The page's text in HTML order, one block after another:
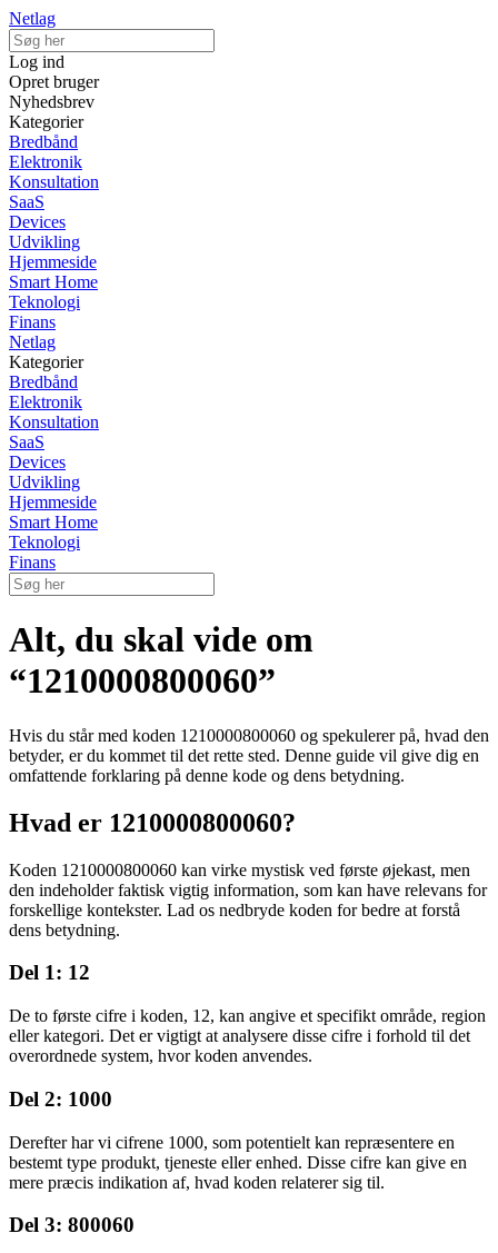
Netlag
Log ind
Opret bruger
Nyhedsbrev
Kategorier
Bredbånd
Elektronik
Konsultation
SaaS
Devices
Udvikling
Hjemmeside
Smart Home
Teknologi
Finans
Netlag
Kategorier
Bredbånd
Elektronik
Konsultation
SaaS
Devices
Udvikling
Hjemmeside
Smart Home
Teknologi
Finans
Alt, du skal vide om
“1210000800060”
Hvis du står med koden 1210000800060 og spekulerer på, hvad den
betyder, er du kommet til det rette sted. Denne guide vil give dig en
omfattende forklaring på denne kode og dens betydning.
Hvad er 1210000800060?
Koden 1210000800060 kan virke mystisk ved første øjekast, men
den indeholder faktisk vigtig information, som kan have relevans for
forskellige kontekster. Lad os nedbryde koden for bedre at forstå
dens betydning.
Del 1: 12
De to første cifre i koden, 12, kan angive et specifikt område, region
eller kategori. Det er vigtigt at analysere disse cifre i forhold til det
overordnede system, hvor koden anvendes.
Del 2: 1000
Derefter har vi cifrene 1000, som potentielt kan repræsentere en
bestemt type produkt, tjeneste eller enhed. Disse cifre kan give en
mere præcis indikation af, hvad koden relaterer sig til.
Del 3: 800060